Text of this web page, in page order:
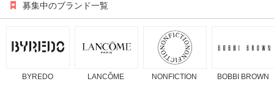
募集中のブランド一覧
BYREDO LANCÔME NONFICTION BOBBI BROWN